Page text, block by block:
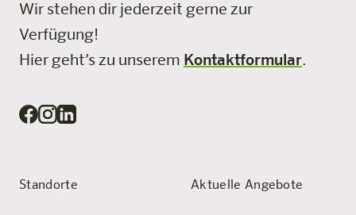
Wir stehen dir jederzeit gerne zur
Verfügung!
Hier geht’s zu unserem Kontaktformular.
Standorte Aktuelle Angebote